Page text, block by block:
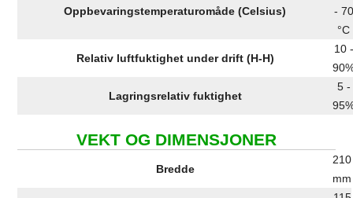
Oppbevaringstemperaturomåde (Celsius)
- 70
°C
Relativ luftfuktighet under drift (H-H)
10 -
Lagringsrelativ fuktighet
5 -
VEKT OG DIMENSJONER
Bredde
210
mm